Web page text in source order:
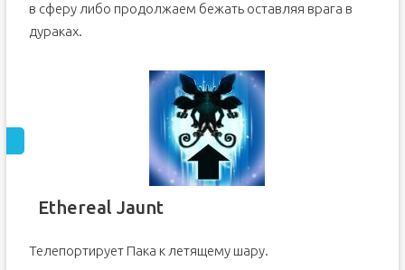
в сферу либо продолжаем бежать оставляя врага в
дураках.
Ethereal Jaunt
Телепортирует Пака к летящему шару.